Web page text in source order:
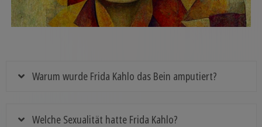
Warum wurde Frida Kahlo das Bein amputiert?
Welche Sexualität hatte Frida Kahlo?